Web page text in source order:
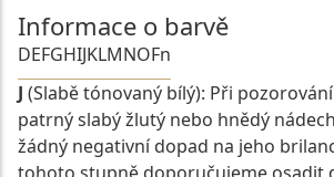
Informace o barvě
DEFGHIJKLMNOFn
J (Slabě tónovaný bílý): Při
patrný slabý žlutý nebo hnědý
žádný negativní dopad na jeho